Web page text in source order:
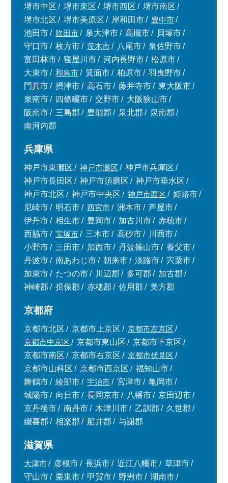
堺市中区 堺市東区 堺市西区
堺市南区
堺市北区
堺市美原区 岸和田市
豊中市
池田市
吹田市 泉大津市 高槻市
貝塚市
守口市
枚方市 茨木市 八尾市
泉佐野市
富田林市
寝屋川市 河内長野市
松原市
大東市
和泉市 箕面市 柏原市
羽曳野市
門真市
摂津市 高石市 藤井寺市
東大阪市
泉南市
四條畷市 交野市
大阪狭山市
阪南市
三島郡 豊能郡 泉北郡
泉南郡
南河内郡
兵庫県
神戸市東灘区 神戸市灘区
神戸市兵庫区
神戸市長田区
神戸市須磨区
神戸市垂水区
神戸市北区
神戸市中央区 神戸市西区
姫路市
尼崎市
明石市 西宮市 洲本市
芦屋市
伊丹市
相生市 豊岡市 加古川市
赤穂市
西脇市
宝塚市 三木市 高砂市
川西市
小野市
三田市 加西市 丹波篠山市
養父市
丹波市
南あわじ市 朝来市 淡路市
宍粟市
加東市
たつの市 川辺郡 多可郡
加古郡
神崎郡
揖保郡 赤穂郡 佐用郡 美方郡
京都府
京都市北区 京都市上京区
京都市左京区
京都市中京区
京都市東山区
京都市下京区
京都市南区
京都市右京区
京都市伏見区
京都市山科区
京都市西京区
福知山市
舞鶴市
綾部市 宇治市 宮津市
亀岡市
城陽市
向日市 長岡京市 八幡市
京田辺市
京丹後市
南丹市 木津川市 乙訓郡
久世郡
綴喜郡
相楽郡 船井郡 与謝郡
滋賀県
大津市 彦根市 長浜市 近江八幡市
草津市
守山市
栗東市 甲賀市 野洲市
湖南市